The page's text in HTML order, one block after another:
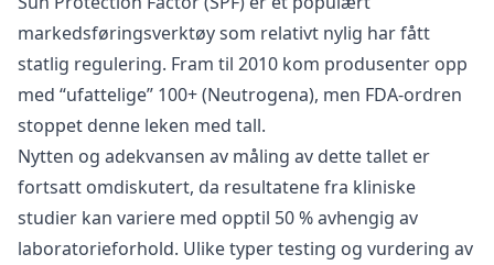
markedsføringsverktøy som relativt nylig har fått
statlig regulering. Fram til 2010 kom produsenter opp
med “ufattelige” 100+ (Neutrogena), men FDA-ordren
stoppet denne leken med tall.
Nytten og adekvansen av måling av dette tallet er
fortsatt omdiskutert, da resultatene fra kliniske
studier kan variere med opptil 50 % avhengig av
laboratorieforhold. Ulike typer testing og vurdering av